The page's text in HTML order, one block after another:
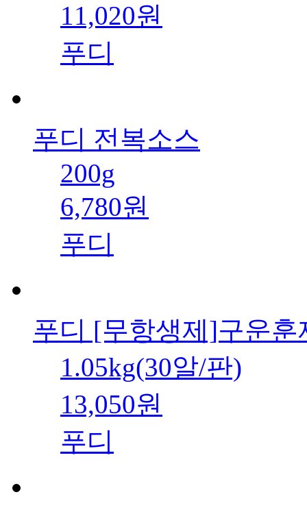
11,020원
푸디
푸디 전복소스
200g
6,780원
푸디
푸디 [무항생제]구운훈
1.05kg(30알/판)
13,050원
푸디